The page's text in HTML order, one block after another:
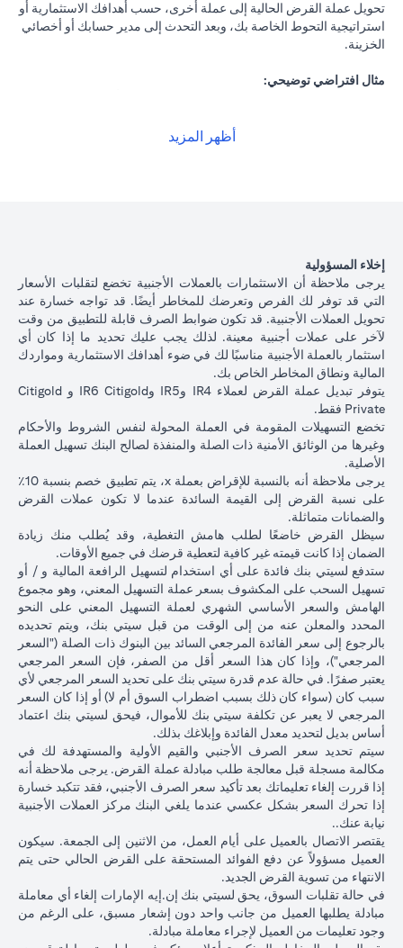
تحويل عملة القرض الحالية إلى عملة أخرى، حسب أهدافك الاستثمارية أو
استراتيجية التحوط الخاصة بك، وبعد التحدث إلى مدير حسابك أو أخصائي
الخزينة.
مثال افتراضي توضيحي:
الدولار الأمريكي، فيمكنك تحويل قرضك بالدولار الأمريكي إلى الين
القروض
التجارية
ياباني بسعر 105 دولار أمريكي / ين ياباني ( سعر العميل)
دولار أمريكي * 105 = 10,500,000 ين ياباني)
أصل
مبلغ
القرض +
الفائدة
بعد 1
إذا استمريت في قرض بالدولار الأمريكي، على أساس سعر
2.00٪ سنويًا، فسيكون أصل القرض + الفائدة بعد شهر واحد
100،166.67 دولار أمريكي.
الآن بعد أن قمت بتحويل قرضك بالدولار الأمريكي إلى قرض
الياباني بسعر 105 دولار أمريكي / ين ياباني، بناءً على سعر
10,508,750 ين ياباني.
سعر
الصرف
الأجنبي
للعميل
(بما في
ذلك
فارق
السعر
المستحق
للبنك)
بعد 1
شهر
الياباني مقابل الدولار
الأمريكي بنسبة 2٪
ليصل إلى 102.90 ين
ياباني = دولار أمريكي
استقرار سعر الين
الياباني مقابل
الدولار الأمريكي
عند 105 ين ياباني
= دولار أمريكي
الين الياباني
الدولار
بنسبة
107.1 ين
دولار أمريكي
بالدولار
الأمريكي
إذا تم
تحويل
قرض
الين
الياباني
مرة
أخرى
قرض
بالدولار
الأمريكي
102,125.85 دولار
(10,508,750/102.90
ين ياباني)
100,083.33 دولار
(10,508,750/105
ين ياباني)
107.10
ين ياباني)
أظهر المزيد
إخلاء المسؤولية
يرجى ملاحظة أن الاستثمارات بالعملات الأجنبية تخضع لتقلبات الأسعار
التي قد توفر لك الفرص وتعرضك للمخاطر أيضًا. قد تواجه خسارة عند
تحويل العملات الأجنبية. قد تكون ضوابط الصرف قابلة للتطبيق من وقت
لآخر على عملات أجنبية معينة. لذلك يجب عليك تحديد ما إذا كان أي
استثمار بالعملة الأجنبية مناسبًا لك في ضوء أهدافك الاستثمارية ومواردك
المالية ونطاق المخاطر الخاص بك.
يتوفر تبديل عملة القرض لعملاء IR4 وIR5 وIR6 Citigold و Citigold
Private فقط.
تخضع التسهيلات المقومة في العملة المحولة لنفس الشروط والأحكام
وغيرها من الوثائق الأمنية ذات الصلة والمنفذة لصالح البنك تسهيل العملة
الأصلية.
يرجى ملاحظة أنه بالنسبة للإقراض بعملة x، يتم تطبيق خصم بنسبة 10٪
على نسبة القرض إلى القيمة السائدة عندما لا تكون عملات القرض
والضمانات متماثلة.
سيظل القرض خاضعًا لطلب هامش التغطية، وقد يُطلب منك زيادة
الضمان إذا كانت قيمته غير كافية لتعطية قرضك في جميع الأوقات.
ستدفع لسيتي بنك فائدة على أي استخدام لتسهيل الرافعة المالية و / أو
تسهيل السحب على المكشوف بسعر عملة التسهيل المعني، وهو مجموع
الهامش والسعر الأساسي الشهري لعملة التسهيل المعني على النحو
المحدد والمعلن عنه من إلى الوقت من قبل سيتي بنك، ويتم تحديده
بالرجوع إلى سعر الفائدة المرجعي السائد بين البنوك ذات الصلة ("السعر
المرجعي")، وإذا كان هذا السعر أقل من الصفر، فإن السعر المرجعي
يعتبر صفرًا. في حالة عدم قدرة سيتي بنك على تحديد السعر المرجعي لأي
سبب كان (سواء كان ذلك بسبب اضطراب السوق أم لا) أو إذا كان السعر
المرجعي لا يعبر عن تكلفة سيتي بنك للأموال، فيحق لسيتي بنك اعتماد
أساس بديل لتحديد معدل الفائدة وإبلاغك بذلك.
سيتم تحديد سعر الصرف الأجنبي والقيم الأولية والمستهدفة لك في
مكالمة مسجلة قبل معالجة طلب مبادلة عملة القرض. يرجى ملاحظة أنه
إذا قررت إلغاء تعليماتك بعد تأكيد سعر الصرف الأجنبي، فقد تتكبد خسارة
إذا تحرك السعر بشكل عكسي عندما يلغي البنك مركز العملات الأجنبية
نيابة عنك..
يقتصر الاتصال بالعميل على أيام العمل، من الاثنين إلى الجمعة. سيكون
العميل مسؤولاً عن دفع الفوائد المستحقة على القرض الحالي حتى يتم
الانتهاء من تسوية القرض الجديد.
في حالة تقلبات السوق، يحق لسيتي بنك إن.إيه الإمارات إلغاء أي معاملة
مبادلة يطلبها العميل من جانب واحد دون إشعار مسبق، على الرغم من
وجود تعليمات من العميل لإجراء معاملة مبادلة.